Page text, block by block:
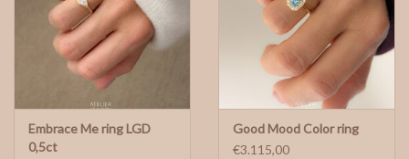
Embrace Me ring LGD
0,5ct
Good Mood Color ring
€3.115,00